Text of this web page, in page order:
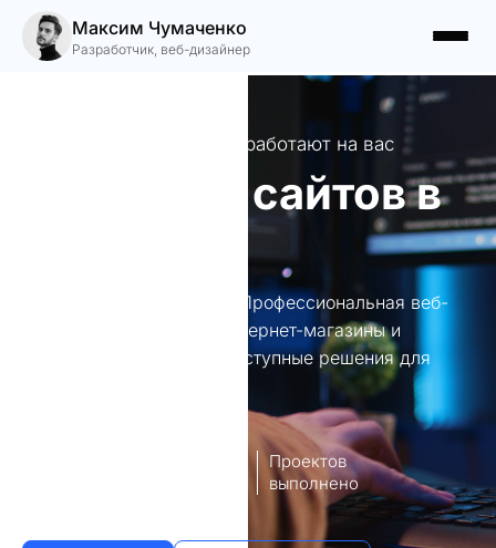
Максим Чумаченко
Разработчик, веб-дизайнер
Создаю сайты, которые работают на вас
Создание сайтов в
Создание сайтов в Губе. Профессиональная веб-
разработка: лендинги, интернет-магазины и
корпоративные сайты. Доступные решения для
Проектов
выполнено